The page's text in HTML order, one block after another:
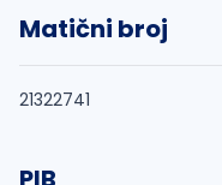
Matični broj
21322741